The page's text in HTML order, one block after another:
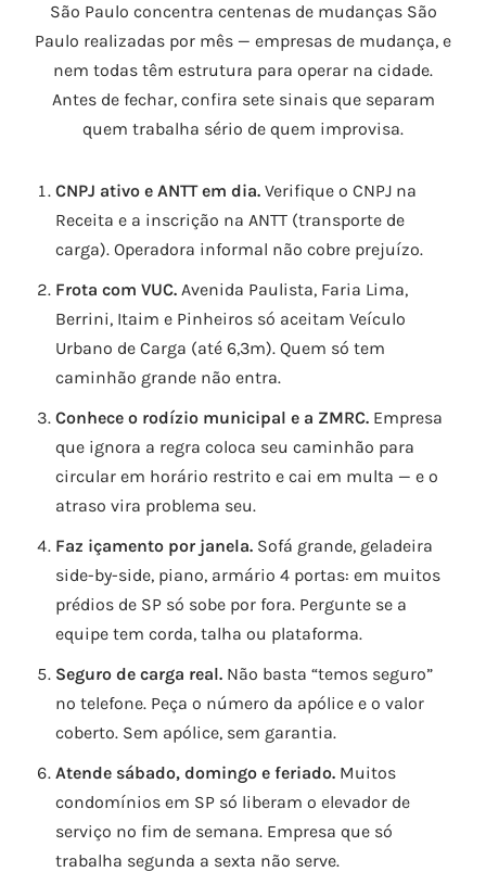
São Paulo concentra centenas de mudanças São
Paulo realizadas por mês — empresas de mudança, e
nem todas têm estrutura para operar na cidade.
Antes de fechar, confira sete sinais que separam
quem trabalha sério de quem improvisa.
CNPJ ativo e ANTT em dia. Verifique o CNPJ na
Receita e a inscrição na ANTT (transporte de
carga). Operadora informal não cobre prejuízo.
Frota com VUC. Avenida Paulista, Faria Lima,
Berrini, Itaim e Pinheiros só aceitam Veículo
Urbano de Carga (até 6,3m). Quem só tem
caminhão grande não entra.
Conhece o rodízio municipal e a ZMRC. Empresa
que ignora a regra coloca seu caminhão para
circular em horário restrito e cai em multa — e o
atraso vira problema seu.
Faz içamento por janela. Sofá grande, geladeira
side-by-side, piano, armário 4 portas: em muitos
prédios de SP só sobe por fora. Pergunte se a
equipe tem corda, talha ou plataforma.
Seguro de carga real. Não basta “temos seguro”
no telefone. Peça o número da apólice e o valor
coberto. Sem apólice, sem garantia.
Atende sábado, domingo e feriado. Muitos
condomínios em SP só liberam o elevador de
serviço no fim de semana. Empresa que só
trabalha segunda a sexta não serve.